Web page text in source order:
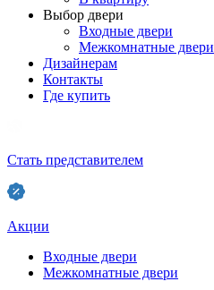
Выбор двери
Входные двери
Межкомнатные двери
Дизайнерам
Контакты
Где купить
Стать представителем
Акции
Входные двери
Межкомнатные двери